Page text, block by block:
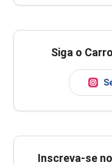
Siga o
Inscreva-se